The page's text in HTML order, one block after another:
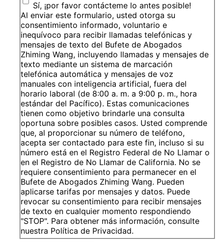
Sí, ¡por favor contácteme lo antes posible!
Al enviar este formulario, usted otorga su
consentimiento informado, voluntario e
inequívoco para recibir llamadas telefónicas y
mensajes de texto del Bufete de Abogados
Zhiming Wang, incluyendo llamadas y mensajes de
texto mediante un sistema de marcación
telefónica automática y mensajes de voz
manuales con inteligencia artificial, fuera del
horario laboral (de 8:00 a. m. a 9:00 p. m., hora
estándar del Pacífico). Estas comunicaciones
tienen como objetivo brindarle una consulta
oportuna sobre posibles casos. Usted comprende
que, al proporcionar su número de teléfono,
acepta ser contactado para este fin, incluso si su
número está en el Registro Federal de No Llamar o
en el Registro de No Llamar de California. No se
requiere consentimiento para permanecer en el
Bufete de Abogados Zhiming Wang. Pueden
aplicarse tarifas por mensajes y datos. Puede
revocar su consentimiento para recibir mensajes
de texto en cualquier momento respondiendo
"STOP". Para obtener más información, consulte
nuestra Política de Privacidad.